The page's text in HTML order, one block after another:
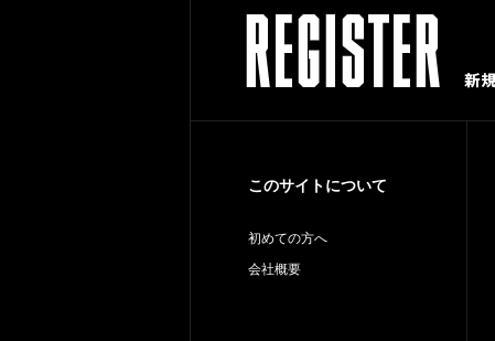
このサイトについて
初めての方へ
会社概要